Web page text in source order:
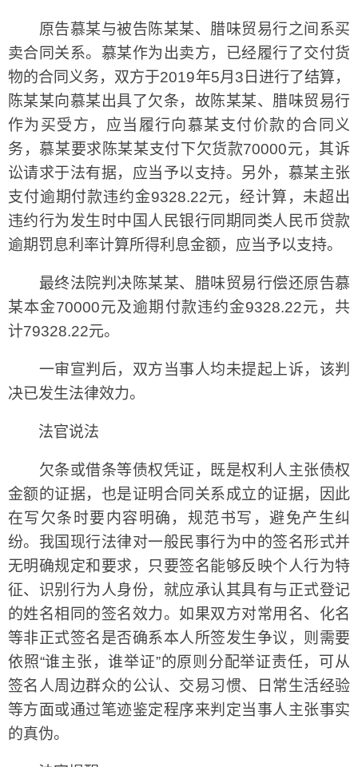
原告慕某与被告陈某某、腊味贸易行之间系买
卖合同关系。慕某作为出卖方，已经履行了交付货
物的合同义务，双方于2019年5月3日进行了结算，
陈某某向慕某出具了欠条，故陈某某、腊味贸易行
作为买受方，应当履行向慕某支付价款的合同义
务，慕某要求陈某某支付下欠货款70000元，其诉
讼请求于法有据，应当予以支持。另外，慕某主张
支付逾期付款违约金9328.22元，经计算，未超出
违约行为发生时中国人民银行同期同类人民币贷款
逾期罚息利率计算所得利息金额，应当予以支持。
最终法院判决陈某某、腊味贸易行偿还原告慕
某本金70000元及逾期付款违约金9328.22元，共
计79328.22元。
一审宣判后，双方当事人均未提起上诉，该判
决已发生法律效力。
法官说法
欠条或借条等债权凭证，既是权利人主张债权
金额的证据，也是证明合同关系成立的证据，因此
在写欠条时要内容明确，规范书写，避免产生纠
纷。我国现行法律对一般民事行为中的签名形式并
无明确规定和要求，只要签名能够反映个人行为特
征、识别行为人身份，就应承认其具有与正式登记
的姓名相同的签名效力。如果双方对常用名、化名
等非正式签名是否确系本人所签发生争议，则需要
依照“谁主张，谁举证”的原则分配举证责任，可从
签名人周边群众的公认、交易习惯、日常生活经验
等方面或通过笔迹鉴定程序来判定当事人主张事实
的真伪。